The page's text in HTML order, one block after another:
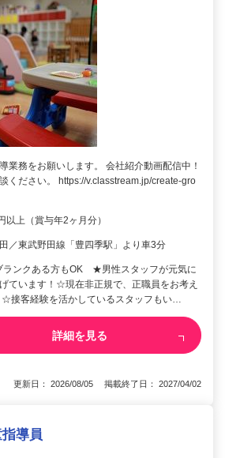
業務をお願いします。 会社紹介動画配信中！
ください。 https://v.classtream.jp/create-gro
以上（賞与年2ヶ月分）
／東武野田線「豊四季駅」より車3分
ランクある方もOK ★男性スタッフが元気に
ています！☆現在非正規で、正職員をお考え
☆接客経験を活かしているスタッフもい…
詳細を見る
更新日： 2026/08/05 掲載終了日： 2027/04/02
導員